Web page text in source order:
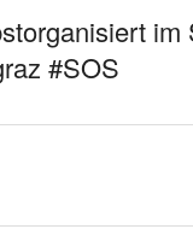
im
#SOS